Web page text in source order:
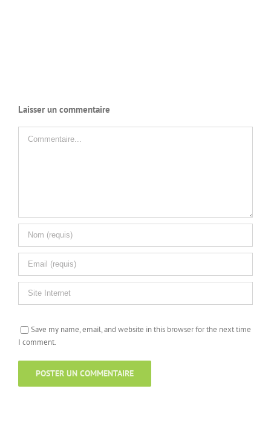
Laisser un commentaire
Save my name, email, and website in this browser for the next time
I comment.